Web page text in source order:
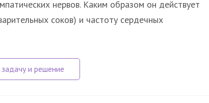
нервов. Каким образом он действует
соков) и частоту сердечных